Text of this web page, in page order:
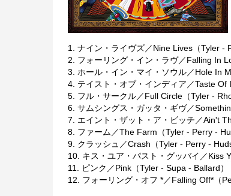
1. ナイン・ライヴズ／Nine Lives（Tyler -
2. フォーリング・イン・ラヴ／Falling In
3. ホール・イン・マイ・ソウル／Hole In
4. テイスト・オブ・インディア／Taste Of
5. フル・サークル／Full Circle（Tyler -
6. サムシングス・ガッタ・ギヴ／
7. エイント・ザット・ア・ビッチ／Ain't
8. ファーム／The Farm（Tyler - Perry -
9. クラッシュ／Crash（Tyler - Perry -
10. キス・ユア・パスト・グッバイ／Kiss
11. ピンク／Pink（Tyler - Supa - Ballard）
12. フォーリング・オフ *／Falling Off*（